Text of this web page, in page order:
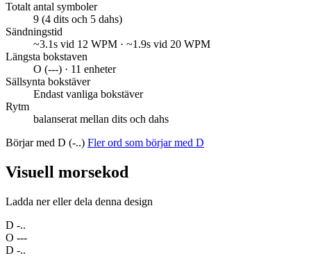
Totalt antal symboler
9 (4 dits och 5 dahs)
Sändningstid
~3.1s vid 12 WPM · ~1.9s vid 20 WPM
Längsta bokstaven
O (---) · 11 enheter
Sällsynta bokstäver
Endast vanliga bokstäver
Rytm
balanserat mellan dits och dahs
Börjar med D (-..) Fler ord som börjar med D
Visuell morsekod
Ladda ner eller dela denna design
D -..
O ---
D -..